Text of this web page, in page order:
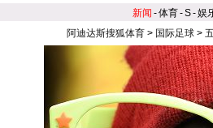
新闻 -体育-S-娱
阿迪达斯搜狐体育 > 国际足球 >